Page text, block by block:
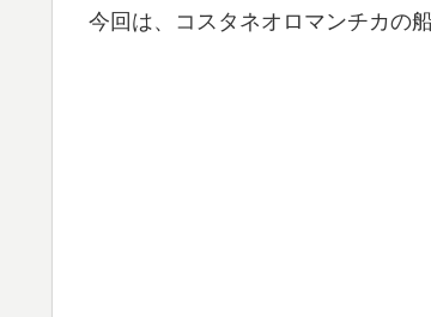
今回は、コスタネオロマンチカの